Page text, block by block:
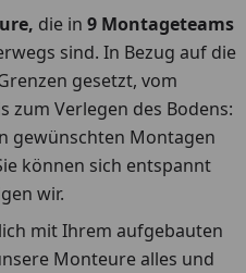
die in 9 Montageteams
sind. In Bezug auf die
gesetzt, vom
zum Verlegen des Bodens:
gewünschten Montagen
können sich entspannt
wir.
mit Ihrem aufgebauten
Monteure alles und